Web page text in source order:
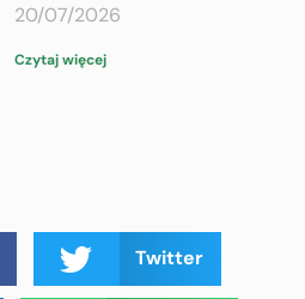
20/07/2026
Czytaj więcej
Twitter